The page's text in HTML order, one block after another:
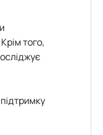
того,